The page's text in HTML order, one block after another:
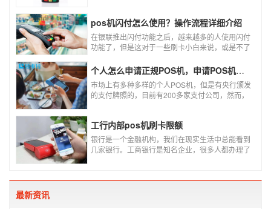
失败是什么原因导致的？以及出现这种情况又该如
何解决。
pos机闪付怎么使用？操作流程详细介绍
在银联推出闪付功能之后，越来越多的人使用闪付
功能了，但是这对于一些刷卡小白来说，或是不了
闪付功能，因此，针对这种情况，下面小编就来给
大家讲一讲POS机闪付怎么挥卡操作交易。
个人怎么申请正规POS机，申请POS机需要注意什么？
市场上有多种多样的个人POS机，但是有央行颁发
的支付牌照的，目前有200多家支付公司，然而，
就很危险了，资金不到账、被盗刷的可能性大大增
加。
工行内部pos机刷卡限额
银行是一个金融机构，我们在现实生活中总能看到
几家银行。工商银行是知名企业，很多人都办理了
最新资讯